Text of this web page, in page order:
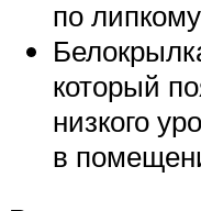
по
который
низкого
в